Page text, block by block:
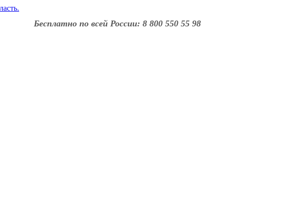
Бесплатно по всей России: 8 800 550 55 98